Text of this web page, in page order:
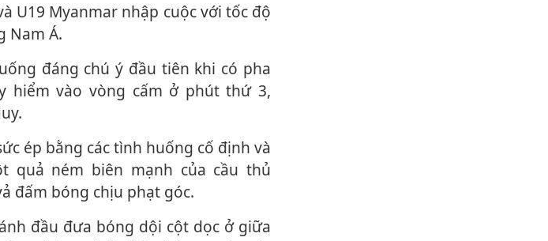
Nam Á.
hiểm vào vòng cấm ở phút thứ 3,
quả ném biên mạnh của cầu thủ
đấm bóng chịu phạt góc.